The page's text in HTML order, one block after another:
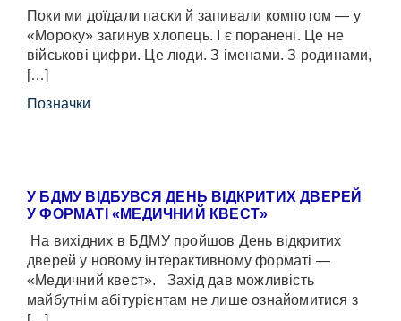
Поки ми доїдали паски й запивали компотом — у
«Мороку» загинув хлопець. І є поранені. Це не
військові цифри. Це люди. З іменами. З родинами,
[…]
Позначки
У БДМУ ВІДБУВСЯ ДЕНЬ ВІДКРИТИХ ДВЕРЕЙ
У ФОРМАТІ «МЕДИЧНИЙ КВЕСТ»
На вихідних в БДМУ пройшов День відкритих
дверей у новому інтерактивному форматі —
«Медичний квест». Захід дав можливість
майбутнім абітурієнтам не лише ознайомитися з